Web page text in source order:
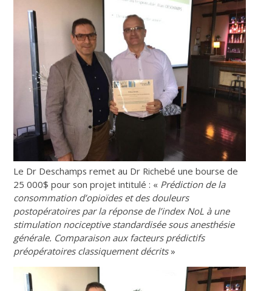
Le Dr Deschamps remet au Dr Richebé une bourse de
25 000$ pour son projet intitulé : « Prédiction de la
consommation d’opioïdes et des douleurs
postopératoires par la réponse de l’index NoL à une
stimulation nociceptive standardisée sous anesthésie
générale. Comparaison aux facteurs prédictifs
préopératoires classiquement décrits»